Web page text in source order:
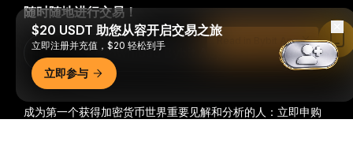
成为第一个获得加密货币世界重要见解和分析的人：立即申购
随时随地进行交易！
Download Bybit App
$20 USDT 助您从容开启交易之旅
立即注册并充值，$20 轻松到手
立即参与
Read in Bybit App